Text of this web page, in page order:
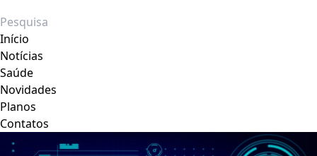
Início
Notícias
Saúde
Novidades
Planos
Contatos